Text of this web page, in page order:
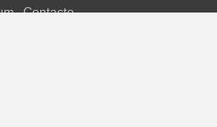
Contacto